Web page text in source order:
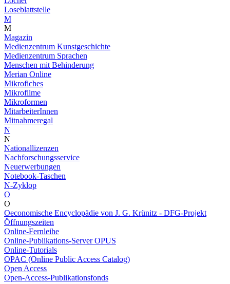
Loseblattstelle
M
M
Magazin
Medienzentrum Kunstgeschichte
Medienzentrum Sprachen
Menschen mit Behinderung
Merian Online
Mikrofiches
Mikrofilme
Mikroformen
MitarbeiterInnen
Mitnahmeregal
N
N
Nationallizenzen
Nachforschungsservice
Neuerwerbungen
Notebook-Taschen
N-Zyklop
O
O
Oeconomische Encyclopädie von J. G. Krünitz - DFG-Projekt
Öffnungszeiten
Online-Fernleihe
Online-Publikations-Server OPUS
Online-Tutorials
OPAC (Online Public Access Catalog)
Open Access
Open-Access-Publikationsfonds